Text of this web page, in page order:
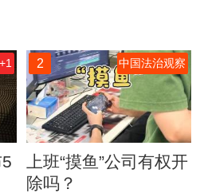
2 中国法治观察
上班“摸鱼”公司有权开
除吗？